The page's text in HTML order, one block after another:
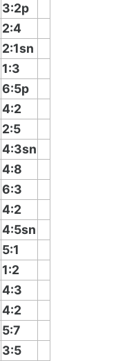
3:2p
2:4
2:1sn
1:3
6:5p
4:2
2:5
4:3sn
4:8
6:3
4:2
4:5sn
5:1
1:2
4:3
4:2
5:7
3:5